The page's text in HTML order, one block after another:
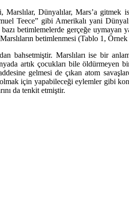
Dünyalılar, Mars’a gitmek
Teece” gibi Amerikalı yani
betimlemelerde gerçeğe uymayan
betimlenmesi (Tablo 1,
bahsetmiştir. Marslıları ise bir
artık çocukları bile öldürmeyen
gelmesi de çıkan atom
olmak için yapabileceği eylemler gibi
da tenkit etmiştir.